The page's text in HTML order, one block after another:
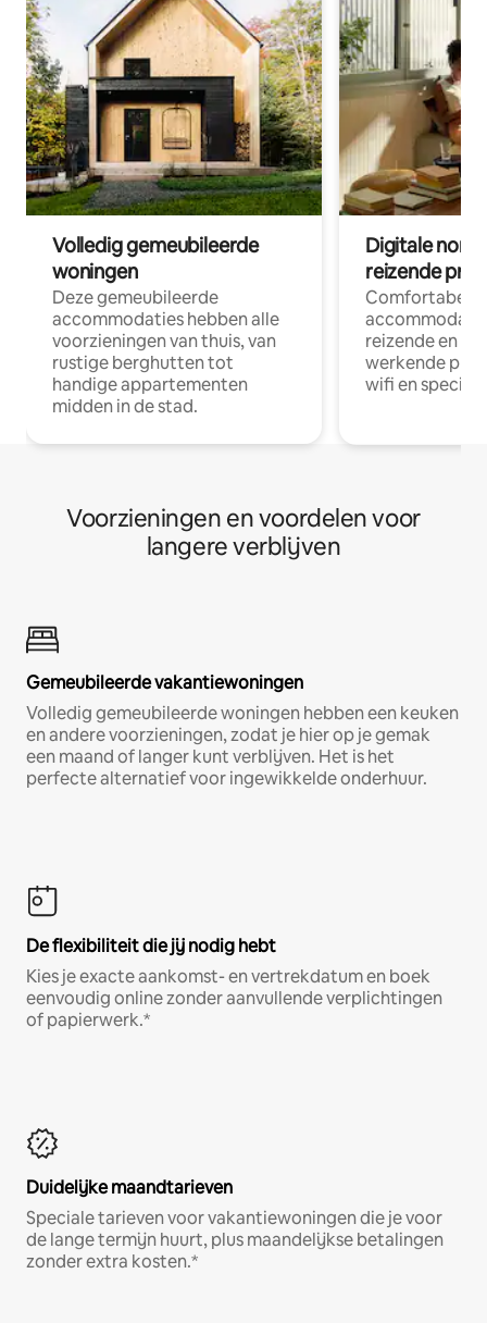
Volledig gemeubileerde
woningen
Deze gemeubileerde
accommodaties hebben alle
voorzieningen van thuis, van
rustige berghutten tot
handige appartementen
midden in de stad.
Digitale
reizende
Comfortabele
reizende en
werkende
wifi en
Voorzieningen en voordelen voor
langere verblijven
Gemeubileerde vakantiewoningen
Volledig gemeubileerde woningen hebben een keuken
en andere voorzieningen, zodat je hier op je gemak
een maand of langer kunt verblijven. Het is het
perfecte alternatief voor ingewikkelde onderhuur.
De flexibiliteit die jij nodig hebt
Kies je exacte aankomst- en vertrekdatum en boek
eenvoudig online zonder aanvullende verplichtingen
of papierwerk.*
Duidelijke maandtarieven
Speciale tarieven voor vakantiewoningen die je voor
de lange termijn huurt, plus maandelijkse betalingen
zonder extra kosten.*